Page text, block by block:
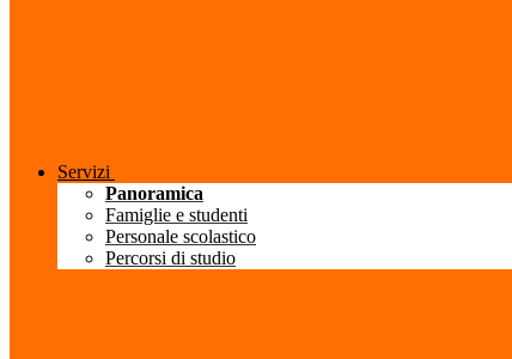
Servizi
Panoramica
Famiglie e studenti
Personale scolastico
Percorsi di studio